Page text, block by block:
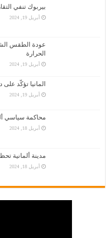
بيربوك تنفي
أبريل 19, 2024
عودة الطقس
الحرارة
أبريل 19, 2024
المانيا تؤكّد
أبريل 19, 2024
محاكمة سياسي
أبريل 18, 2024
مدينة ألمانية
أبريل 18, 2024